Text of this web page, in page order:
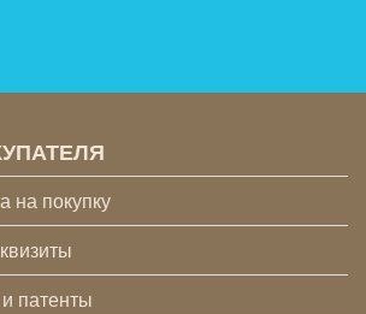
на покупку
патенты